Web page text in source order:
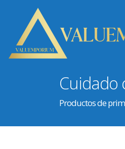
Cuidado
Productos de